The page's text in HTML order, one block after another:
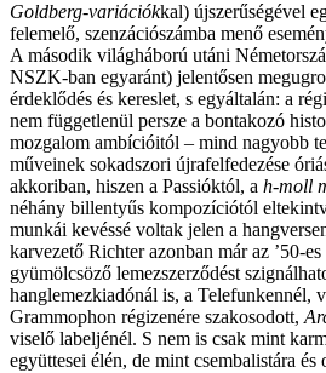
Goldberg-variációkkal) újszerűségével
felemelő, szenzációszámba menő
A második világháború utáni
NSZK-ban egyaránt) jelentősen
érdeklődés és kereslet, s egyáltalán: a
nem függetlenül persze a bontakozó
mozgalom ambícióitól – mind nagyobb
műveinek sokadszori újrafelfedezése
akkoriban, hiszen a Passióktól, a h-moll
néhány billentyűs kompozíciótól
munkái kevéssé voltak jelen a
karvezető Richter azonban már az ’50-
gyümölcsöző lemezszerződést
hanglemezkiadónál is, a Telefunkennél,
Grammophon régizenére szakosodott,
viselő labeljénél. S nem is csak mint
együttesei élén, de mint csembalistára és